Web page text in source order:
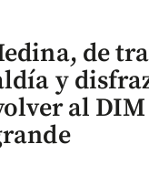
de
y
al